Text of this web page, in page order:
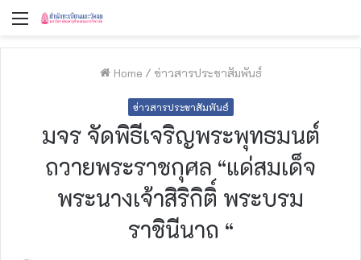
Menu
Home / ข่าวสารประชาสัมพันธ์
ข่าวสารประชาสัมพันธ์
มจร จัดพิธีเจริญพระพุทธมนต์
ถวายพระราชกุศล “แด่สมเด็จ
พระนางเจ้าสิริกิติ์ พระบรม
ราชินีนาถ “